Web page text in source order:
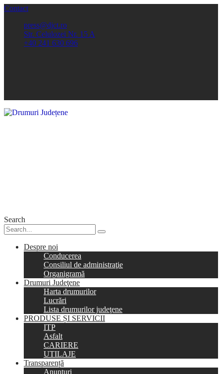
Contact
press@djct.ro
Str. Celulozei Nr. 15 A
+40 241 630 696
Search
Despre noi
Conducerea
Consiliul de administraţie
Organigramă
Drumuri Judeţene
Harta drumurilor
Lucrări
Lista drumurilor judeţene
PRODUSE ȘI SERVICII
ITP
Asfalt
CARIERE
UTILAJE
Transparență
Anunturi